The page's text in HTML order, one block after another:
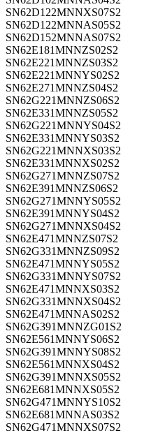
SN62D122MNNXS07S2
SN62D122MNNAS05S2
SN62D152MNNAS07S2
SN62E181MNNZS02S2
SN62E221MNNZS03S2
SN62E221MNNYS02S2
SN62E271MNNZS04S2
SN62G221MNNZS06S2
SN62E331MNNZS05S2
SN62G221MNNYS04S2
SN62E331MNNYS03S2
SN62G221MNNXS03S2
SN62E331MNNXS02S2
SN62G271MNNZS07S2
SN62E391MNNZS06S2
SN62G271MNNYS05S2
SN62E391MNNYS04S2
SN62G271MNNXS04S2
SN62E471MNNZS07S2
SN62G331MNNZS09S2
SN62E471MNNYS05S2
SN62G331MNNYS07S2
SN62E471MNNXS03S2
SN62G331MNNXS04S2
SN62E471MNNAS02S2
SN62G391MNNZG01S2
SN62E561MNNYS06S2
SN62G391MNNYS08S2
SN62E561MNNXS04S2
SN62G391MNNXS05S2
SN62E681MNNXS05S2
SN62G471MNNYS10S2
SN62E681MNNAS03S2
SN62G471MNNXS07S2